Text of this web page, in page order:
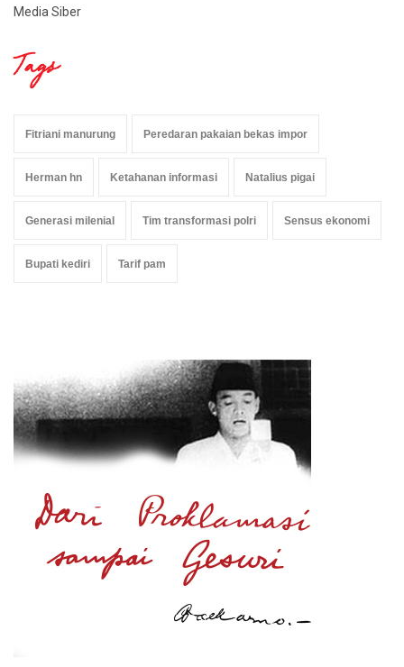
Media Siber
Tags
Fitriani manurung Peredaran pakaian bekas impor
Herman hn Ketahanan informasi Natalius pigai
Generasi milenial Tim transformasi polri Sensus ekonomi
Bupati kediri Tarif pam